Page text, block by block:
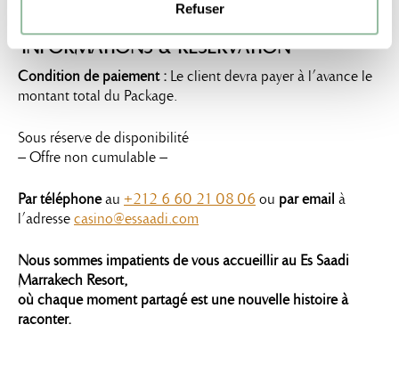
Refuser
INFORMATIONS & RESERVATION
Condition de paiement : Le client devra payer à l’avance le
montant total du Package.
Sous réserve de disponibilité
– Offre non cumulable –
Par téléphoneau +212 6 60 21 08 06 ou par email à
l’adressecasino@essaadi.com
Nous sommes impatients de vous accueillir au Es Saadi
Marrakech Resort,
où chaque moment partagé est une nouvelle histoire à
raconter.